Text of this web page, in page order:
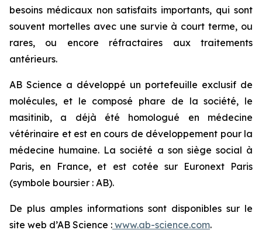
besoins médicaux non satisfaits importants, qui sont
souvent mortelles avec une survie à court terme, ou
rares, ou encore réfractaires aux traitements
antérieurs.
AB Science a développé un portefeuille exclusif de
molécules, et le composé phare de la société, le
masitinib, a déjà été homologué en médecine
vétérinaire et est en cours de développement pour la
médecine humaine. La société a son siège social à
Paris, en France, et est cotée sur Euronext Paris
(symbole boursier : AB).
De plus amples informations sont disponibles sur le
site web d’AB Science : www.ab-science.com.